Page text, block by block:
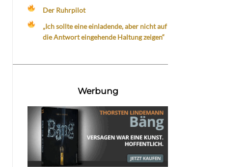
Der Ruhrpilot
„Ich sollte eine einladende, aber nicht auf
die Antwort eingehende Haltung zeigen“
Werbung